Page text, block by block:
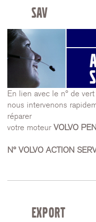
SAV
En lien avec le n° de
nous intervenons
réparer
votre moteurVOLVO
N° VOLVO ACTION
EXPORT